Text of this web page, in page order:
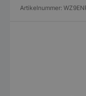
Artikelnummer: